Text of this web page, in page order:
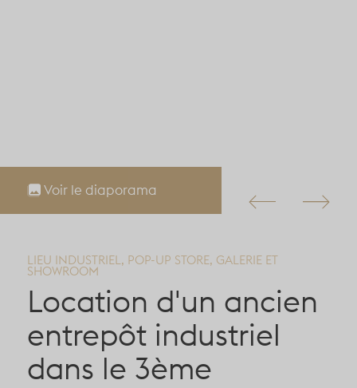
Voir le diaporama
LIEU INDUSTRIEL, POP-UP STORE, GALERIE ET
SHOWROOM
Location d'un ancien
entrepôt industriel
dans le 3ème